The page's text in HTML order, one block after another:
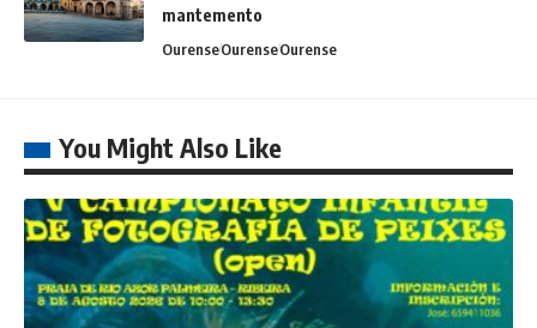
mantemento
OurenseOurenseOurense
You Might Also Like